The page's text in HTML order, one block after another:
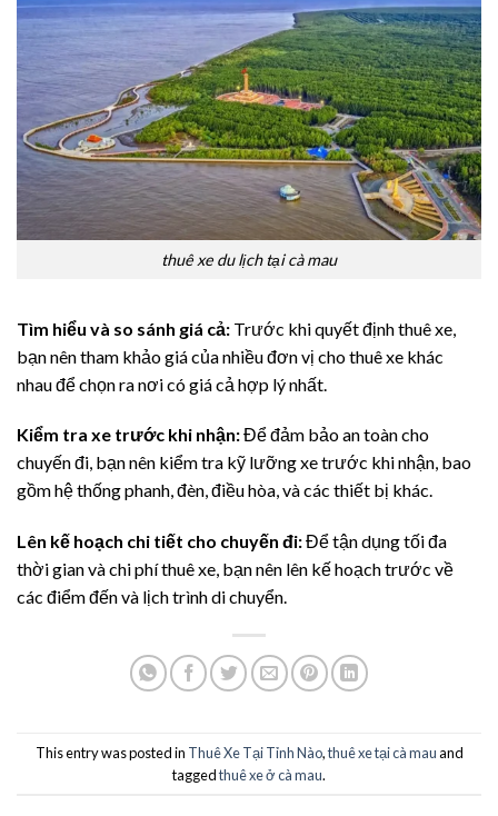
thuê xe du lịch tại cà mau
Tìm hiểu và so sánh giá cả: Trước khi quyết định thuê xe,
bạn nên tham khảo giá của nhiều đơn vị cho thuê xe khác
nhau để chọn ra nơi có giá cả hợp lý nhất.
Kiểm tra xe trước khi nhận:Để đảm bảo an toàn cho
chuyến đi, bạn nên kiểm tra kỹ lưỡng xe trước khi nhận, bao
gồm hệ thống phanh, đèn, điều hòa, và các thiết bị khác.
Lên kế hoạch chi tiết cho chuyến đi:Để tận dụng tối đa
thời gian và chi phí thuê xe, bạn nên lên kế hoạch trước về
các điểm đến và lịch trình di chuyển.
This entry was posted in Thuê Xe Tại Tỉnh Nào,thuê xe tại cà mauand
taggedthuê xe ở cà mau.